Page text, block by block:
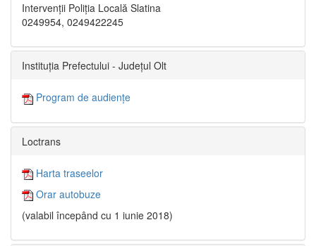
Intervenții Poliția Locală Slatina
0249954, 0249422245
Instituția Prefectului - Județul Olt
Program de audiențe
Loctrans
Harta traseelor
Orar autobuze
(valabil începând cu 1 iunie 2018)